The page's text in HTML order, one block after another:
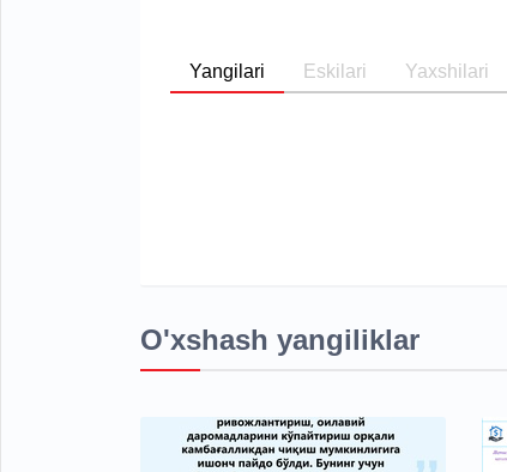
Yangilari Eskilari Yaxshilari
O'xshash yangiliklar